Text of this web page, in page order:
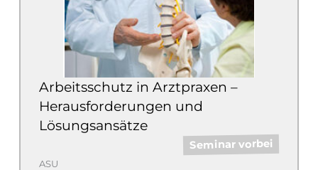
Arbeitsschutz in Arztpraxen –
Herausforderungen und
Lösungsansätze
Seminar vorbei
ASU